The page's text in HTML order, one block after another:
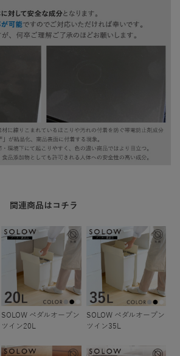
関連商品はコチラ
SOLOW ペダルオープン
ツイン20L
SOLOW ペダルオープン
ツイン35L